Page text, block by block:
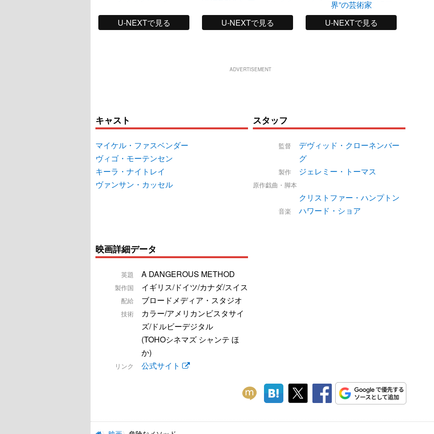
U-NEXTで見る U-NEXTで見る
界”の芸術家
U-NEXTで見る
ADVERTISEMENT
キャスト
マイケル・ファスベンダー
ヴィゴ・モーテンセン
キーラ・ナイトレイ
ヴァンサン・カッセル
スタッフ
監督
デヴィッド・クローネンバー
グ
製作 ジェレミー・トーマス
原作戯曲・脚本
クリストファー・ハンプトン
音楽 ハワード・ショア
映画詳細データ
英題 A DANGEROUS METHOD
製作国 イギリス/ドイツ/カナダ/スイス
配給 ブロードメディア・スタジオ
技術
カラー/アメリカンビスタサイ
ズ/ドルビーデジタル
(TOHOシネマズ シャンテ ほ
か)
リンク 公式サイト